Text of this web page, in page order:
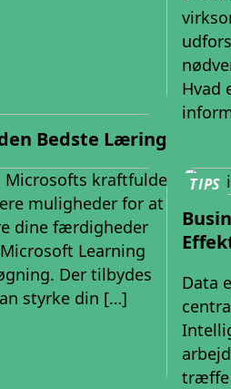
Bedste Læring
Microsofts kraftfulde
muligheder for at
dine færdigheder
Learning
Der tilbydes
styrke din […]
Hvad
TIPS
Data
træffe